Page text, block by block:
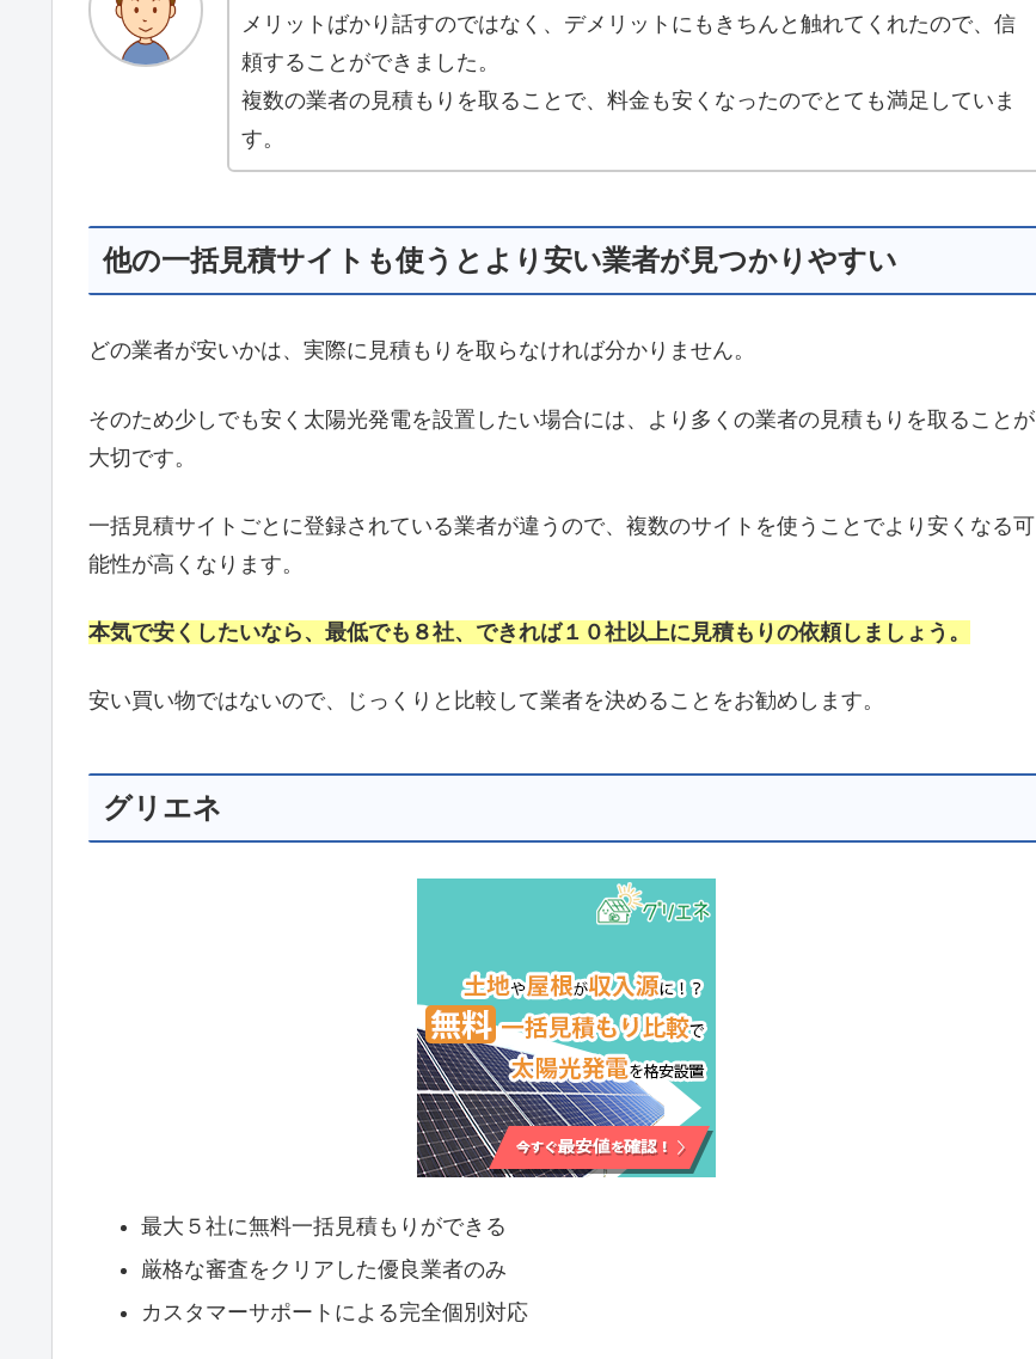
メリットばかり話すのではなく、デメリットにもきちんと触れてくれたので、信
頼することができました。
複数の業者の見積もりを取ることで、料金も安くなったのでとても満足していま
す。
他の一括見積サイトも使うとより安い業者が見つかりやすい
どの業者が安いかは、実際に見積もりを取らなければ分かりません。
そのため少しでも安く太陽光発電を設置したい場合には、より多くの業者の見積もりを取ることが
大切です。
一括見積サイトごとに登録されている業者が違うので、複数のサイトを使うことでより安くなる可
能性が高くなります。
本気で安くしたいなら、最低でも８社、できれば１０社以上に見積もりの依頼しましょう。
安い買い物ではないので、じっくりと比較して業者を決めることをお勧めします。
グリエネ
最大５社に無料一括見積もりができる
厳格な審査をクリアした優良業者のみ
カスタマーサポートによる完全個別対応